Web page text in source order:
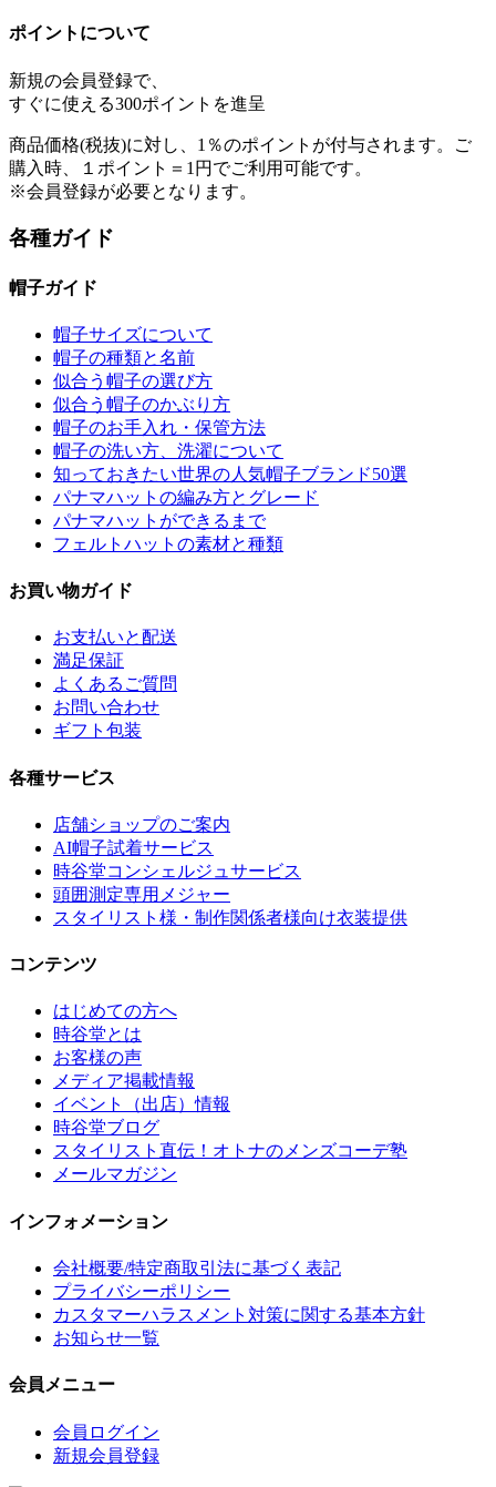
ポイントについて
新規の会員登録で、
すぐに使える300ポイント を進呈
商品価格(税抜)に対し、1％のポイントが付与されます。ご
購入時、１ポイント＝1円でご利用可能です。
※会員登録が必要となります。
各種ガイド
帽子ガイド
帽子サイズについて
帽子の種類と名前
似合う帽子の選び方
似合う帽子のかぶり方
帽子のお手入れ・保管方法
帽子の洗い方、洗濯について
知っておきたい世界の人気帽子ブランド50選
パナマハットの編み方とグレード
パナマハットができるまで
フェルトハットの素材と種類
お買い物ガイド
お支払いと配送
満足保証
よくあるご質問
お問い合わせ
ギフト包装
各種サービス
店舗ショップのご案内
AI帽子試着サービス
時谷堂コンシェルジュサービス
頭囲測定専用メジャー
スタイリスト様・制作関係者様向け衣装提供
コンテンツ
はじめての方へ
時谷堂とは
お客様の声
メディア掲載情報
イベント（出店）情報
時谷堂ブログ
スタイリスト直伝！オトナのメンズコーデ塾
メールマガジン
インフォメーション
会社概要/特定商取引法に基づく表記
プライバシーポリシー
カスタマーハラスメント対策に関する基本方針
お知らせ一覧
会員メニュー
会員ログイン
新規会員登録